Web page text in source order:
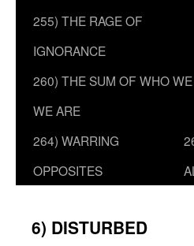
255) THE RAGE OF
IGNORANCE
260) THE SUM OF WHO
WE ARE
264) WARRING
OPPOSITES
6) DISTURBED